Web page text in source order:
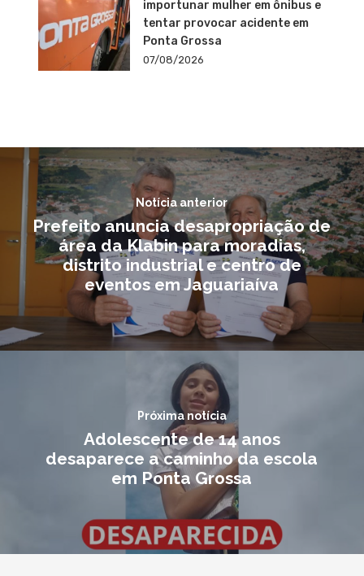
importunar mulher em ônibus e
tentar provocar acidente em
Ponta Grossa
07/08/2026
Notícia anterior
Prefeito anuncia desapropriação de
área da Klabin para moradias,
distrito industrial e centro de
eventos em Jaguariaíva
Próxima notícia
Adolescente de 14 anos
desaparece a caminho da escola
em Ponta Grossa